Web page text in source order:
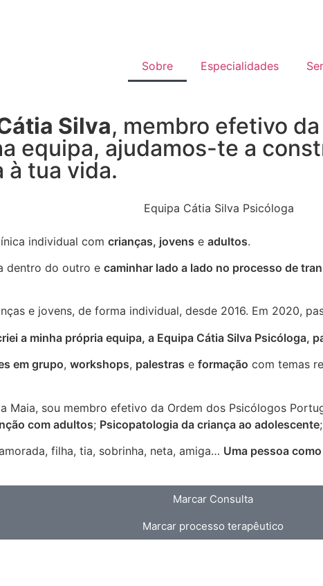
Sobre Especialidades
Silva, membro efetivo
equipa, ajudamos-te a
à tua vida.
individual com crianças, jovens e adultos.
dentro do outro e caminhar lado a lado no processo de
e jovens, de forma individual, desde 2016. Em 2020,
a minha própria equipa, a Equipa Cátia Silva Psicóloga,
em grupo, workshops, palestras e formação com temas
Maia, sou membro efetivo da Ordem dos Psicólogos
com adultos; Psicopatologia da criança ao adolescente;
filha, tia, sobrinha, neta, amiga… Uma pessoa
Marcar Consulta
Marcar processo terapêutico